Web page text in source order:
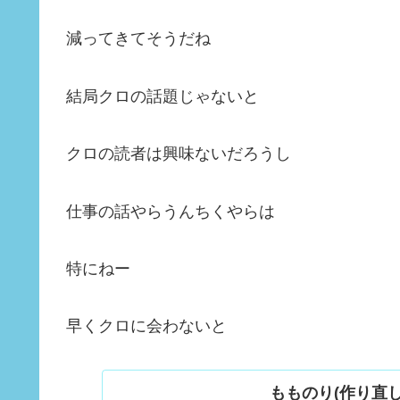
減ってきてそうだね
結局クロの話題じゃないと
クロの読者は興味ないだろうし
仕事の話やらうんちくやらは
特にねー
早くクロに会わないと
もものり(作り直